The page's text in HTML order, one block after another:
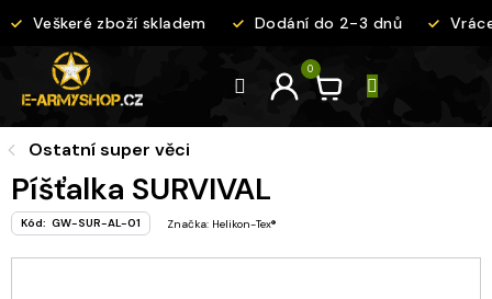
na
Veškeré zboží skladem Dodání do 2-3 dnů
Ostatní super věci
Píšťalka SURVIVAL
Kód: GW-SUR-AL-01 Značka: Helikon-Tex®